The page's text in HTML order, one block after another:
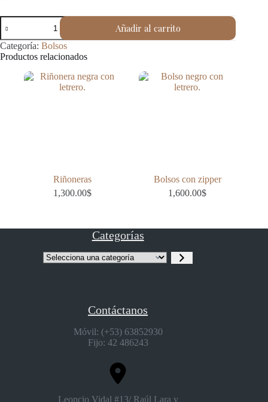
Bolsa
de
mano
cantidad
Añadir al carrito
Categoría: Bolsos
Productos relacionados
Riñoneras
1,300.00$
Bolsos con zipper
1,600.00$
Categorías
Selecciona
una
Contáctanos
Móvil: (+53) 63852930
Fijo: 42 486243
Leoncio Vidal #13/ Raúl Lara y